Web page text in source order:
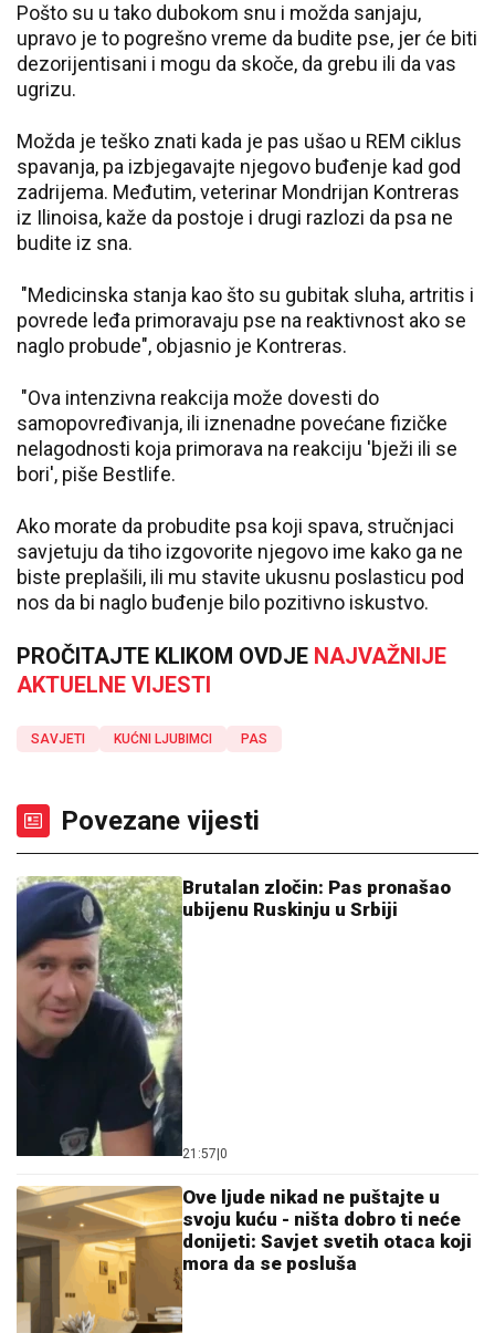
Pošto su u tako dubokom snu i možda sanjaju,
upravo je to pogrešno vreme da budite pse, jer će biti
dezorijentisani i mogu da skoče, da grebu ili da vas
ugrizu.
Možda je teško znati kada je pas ušao u REM ciklus
spavanja, pa izbjegavajte njegovo buđenje kad god
zadrijema. Međutim, veterinar Mondrijan Kontreras
iz Ilinoisa, kaže da postoje i drugi razlozi da psa ne
budite iz sna.
"Medicinska stanja kao što su gubitak sluha, artritis i
povrede leđa primoravaju pse na reaktivnost ako se
naglo probude", objasnio je Kontreras.
"Ova intenzivna reakcija može dovesti do
samopovređivanja, ili iznenadne povećane fizičke
nelagodnosti koja primorava na reakciju 'bježi ili se
bori', piše Bestlife.
Ako morate da probudite psa koji spava, stručnjaci
savjetuju da tiho izgovorite njegovo ime kako ga ne
biste preplašili, ili mu stavite ukusnu poslasticu pod
nos da bi naglo buđenje bilo pozitivno iskustvo.
PROČITAJTE KLIKOM OVDJE NAJVAŽNIJE
AKTUELNE VIJESTI
SAVJETI KUĆNI LJUBIMCI PAS
Povezane vijesti
Brutalan zločin: Pas pronašao
ubijenu Ruskinju u Srbiji
21:57 0
Ove ljude nikad ne puštajte u
svoju kuću - ništa dobro ti neće
donijeti: Savjet svetih otaca koji
mora da se posluša